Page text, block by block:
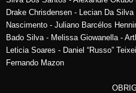
Drake Chrisdensen - Lecian Da
Nascimento - Juliano Barcélos
Bado Silva - Melissa Giowanella -
Leticia Soares - Daniel “Russo”
Fernando Mazon